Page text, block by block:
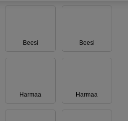
Beesi Beesi
Harmaa Harmaa